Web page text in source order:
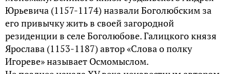
Юрьевича (1157-1174) назвали Боголюбским за
его привычку жить в своей загородной
резиденции в селе Боголюбове. Галицкого князя
Ярослава (1153-1187) автор «Слова о полку
Игореве» называет Осмомыслом.